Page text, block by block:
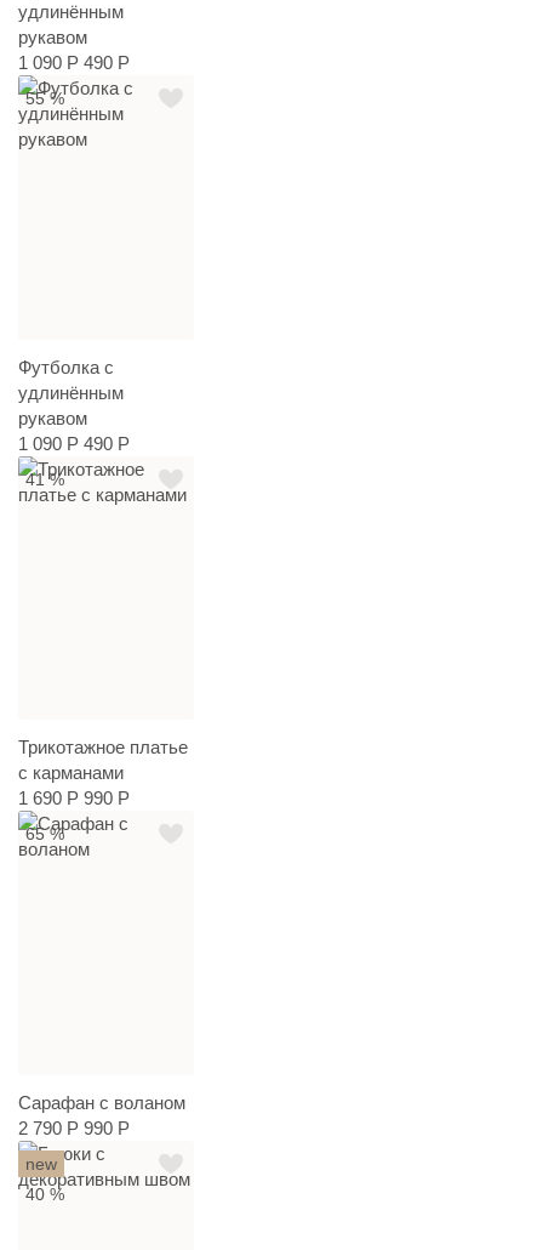
удлинённым
рукавом
1 090 Р 490 Р
55 %
Футболка с
удлинённым
рукавом
1 090 Р 490 Р
41 %
Трикотажное платье
с карманами
1 690 Р 990 Р
65 %
Сарафан с воланом
2 790 Р 990 Р
new
40 %